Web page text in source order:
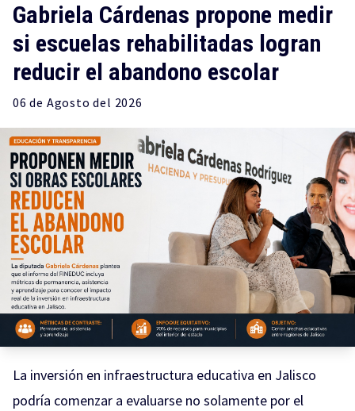
Gabriela Cárdenas propone medir
si escuelas rehabilitadas logran
reducir el abandono escolar
06 de Agosto del 2026
La inversión en infraestructura educativa en Jalisco
podría comenzar a evaluarse no solamente por el